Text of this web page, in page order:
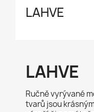
LAHVE
LAHVE
Ručně vyrývané
tvarů jsou